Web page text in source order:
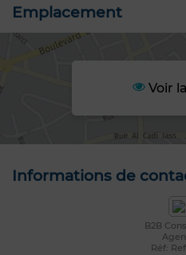
Emplacement
Voir
Informations de
B2B
Réf: